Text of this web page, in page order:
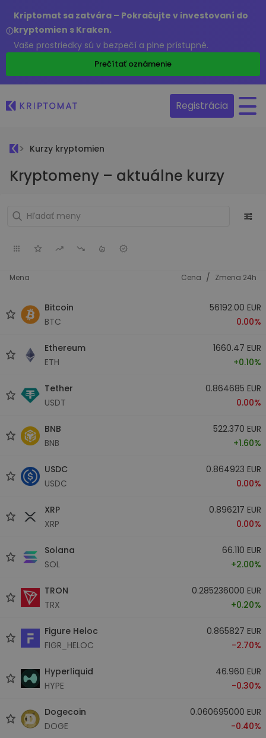
Kriptomat sa zatvára – Pokračujte v investovaní do
kryptomien s Kraken.
Vaše prostriedky sú v bezpečí a plne prístupné.
Prečítať oznámenie
Registrácia
Kurzy kryptomien
Kryptomeny – aktuálne kurzy
Mena Cena / Zmena 24h
Bitcoin
BTC
56192.00 EUR
0.00%
Ethereum
ETH
1660.47 EUR
+0.10%
Tether
USDT
0.864685 EUR
0.00%
BNB
BNB
522.370 EUR
+1.60%
USDC
USDC
0.864923 EUR
0.00%
XRP
XRP
0.896217 EUR
0.00%
Solana
SOL
66.110 EUR
+2.00%
TRON
TRX
0.285236000 EUR
+0.20%
Figure Heloc
FIGR_HELOC
0.865827 EUR
-2.70%
Hyperliquid
HYPE
46.960 EUR
-0.30%
Dogecoin
DOGE
0.060695000 EUR
-0.40%